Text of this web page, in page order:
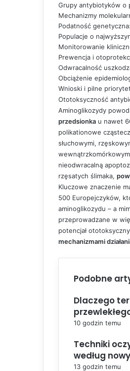
Grupy antybiotyków o
Mechanizmy
Podatność
Populacje o
Monitorowanie
Prewencja i
Odwracalność
Obciążenie
Wnioski i pilne
Ototoksyczność
Aminoglikozydy
przedsionka u nawet
polikationowe
słuchowymi,
nieodwracalną
rzęsatych ślimaka,
Kluczowe znaczenie
500 Europejczyków,
aminoglikozydu – a
przeprowadzane w
potencjał
mechanizmami
Podobne
Dlaczego
10 godzin temu
Techniki
według
13 godzin temu